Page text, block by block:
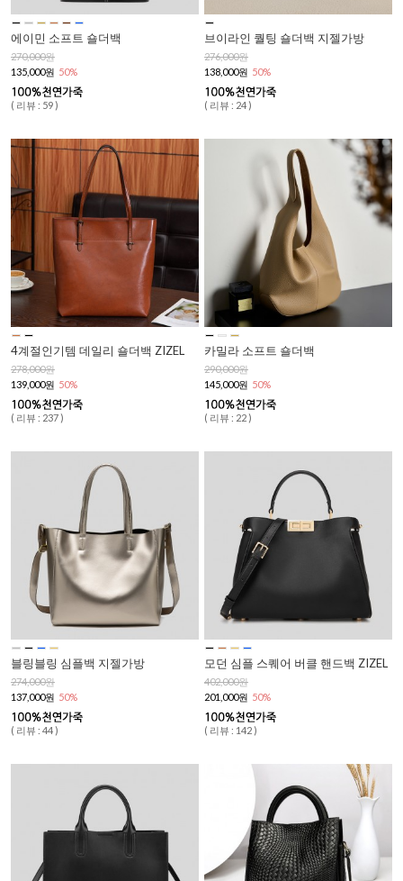
에이민 소프트 숄더백
270,000원
135,000원 50%
( 리뷰 : 59 )
브이라인 퀄팅 숄더백 지젤가방
276,000원
138,000원 50%
( 리뷰 : 24 )
4계절인기템 데일리 숄더백 ZIZEL
278,000원
139,000원 50%
( 리뷰 : 237 )
카밀라 소프트 숄더백
290,000원
145,000원 50%
( 리뷰 : 22 )
블링블링 심플백 지젤가방
274,000원
137,000원 50%
( 리뷰 : 44 )
모던 심플 스퀘어 버클 핸드백 ZIZEL
402,000원
201,000원 50%
( 리뷰 : 142 )